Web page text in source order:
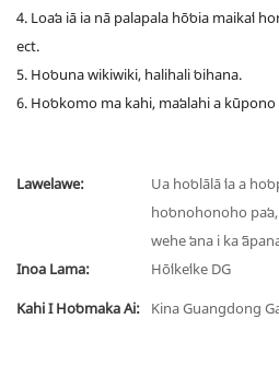
4. Loaʻa iā ia nā palapala hōʻoia maikaʻi
ect.
5. Hoʻouna wikiwiki, halihali ʻoihana.
6. Hoʻokomo ma kahi, maʻalahi a kūpono
Lawelawe:
Ua hoʻolālā ʻia a
hoʻonohonoho
wehe ʻana i ka
Inoa Lama:
Hōʻikeʻike DG
Kahi I Hoʻomaka Ai:
Kina Guangdong